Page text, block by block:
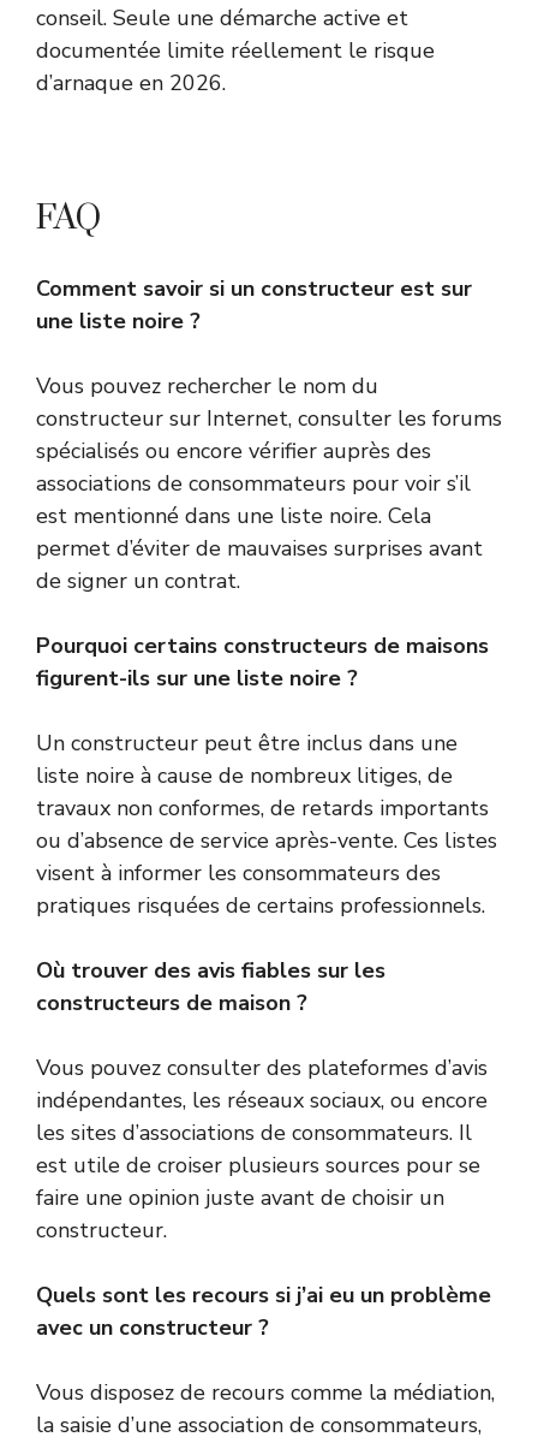
conseil. Seule une démarche active et
documentée limite réellement le risque
d’arnaque en 2026.
FAQ
Comment savoir si un constructeur est sur
une liste noire ?
Vous pouvez rechercher le nom du
constructeur sur Internet, consulter les forums
spécialisés ou encore vérifier auprès des
associations de consommateurs pour voir s’il
est mentionné dans une liste noire. Cela
permet d’éviter de mauvaises surprises avant
de signer un contrat.
Pourquoi certains constructeurs de maisons
figurent-ils sur une liste noire ?
Un constructeur peut être inclus dans une
liste noire à cause de nombreux litiges, de
travaux non conformes, de retards importants
ou d’absence de service après-vente. Ces listes
visent à informer les consommateurs des
pratiques risquées de certains professionnels.
Où trouver des avis fiables sur les
constructeurs de maison ?
Vous pouvez consulter des plateformes d’avis
indépendantes, les réseaux sociaux, ou encore
les sites d’associations de consommateurs. Il
est utile de croiser plusieurs sources pour se
faire une opinion juste avant de choisir un
constructeur.
Quels sont les recours si j’ai eu un problème
avec un constructeur ?
Vous disposez de recours comme la médiation,
la saisie d’une association de consommateurs,